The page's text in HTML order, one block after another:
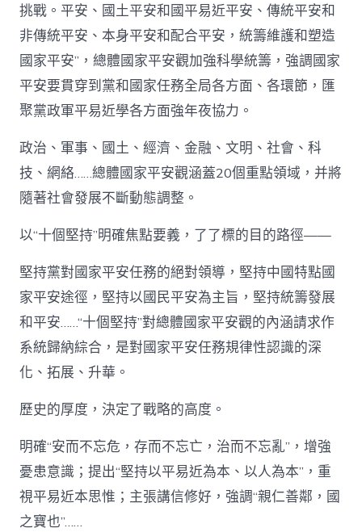
挑戰。平安、國土平安和國平易近平安、傳統平安和
非傳統平安、本身平安和配合平安，統籌維護和塑造
國家平安”，總體國家平安觀加強科學統籌，強調國家
平安要貫穿到黨和國家任務全局各方面、各環節，匯
聚黨政軍平易近學各方面強年夜協力。
政治、軍事、國土、經濟、金融、文明、社會、科
技、網絡……總體國家平安觀涵蓋20個重點領域，并將
隨著社會發展不斷動態調整。
以“十個堅持”明確焦點要義，了了標的目的路徑——
堅持黨對國家平安任務的絕對領導，堅持中國特點國
家平安途徑，堅持以國民平安為主旨，堅持統籌發展
和平安……“十個堅持”對總體國家平安觀的內涵請求作
系統歸納綜合，是對國家平安任務規律性認識的深
化、拓展、升華。
歷史的厚度，決定了戰略的高度。
明確“安而不忘危，存而不忘亡，治而不忘亂”，增強
憂患意識；提出“堅持以平易近為本、以人為本”，重
視平易近本思惟；主張講信修好，強調“親仁善鄰，國
之寶也”……